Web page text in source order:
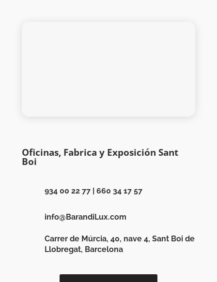
Oficinas, Fabrica y Exposición Sant
Boi
934 00 22 77| 660 34 17 57
info@BarandiLux.com
Carrer de Múrcia, 40, nave 4, Sant Boi de
Llobregat, Barcelona